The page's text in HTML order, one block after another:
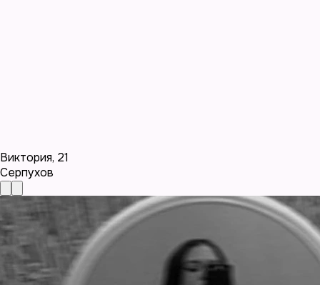
Виктория, 21
Серпухов